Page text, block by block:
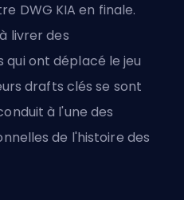
DWG KIA en finale.
livrer des
ont déplacé le jeu
drafts clés se sont
à l'une des
de l'histoire des